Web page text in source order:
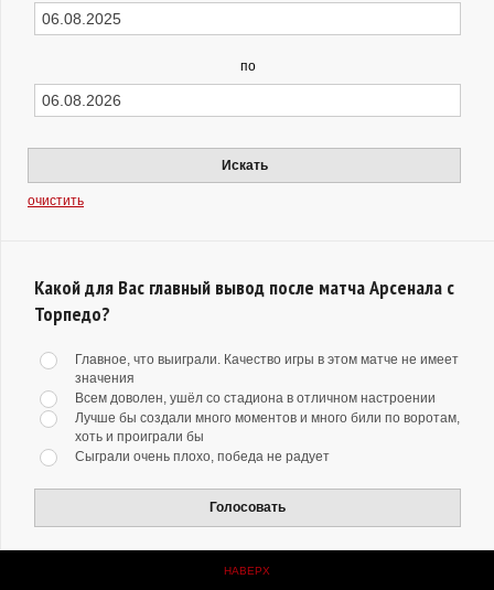
по
Искать
очистить
Какой для Вас главный вывод после матча Арсенала с
Торпедо?
Главное, что выиграли. Качество игры в этом матче не имеет
значения
Всем доволен, ушёл со стадиона в отличном настроении
Лучше бы создали много моментов и много били по воротам,
хоть и проиграли бы
Сыграли очень плохо, победа не радует
Голосовать
НАВЕРХ